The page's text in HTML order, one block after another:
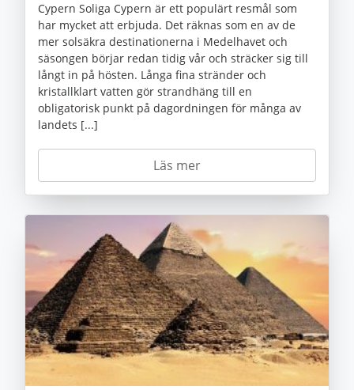
Cypern Soliga Cypern är ett populärt resmål som
har mycket att erbjuda. Det räknas som en av de
mer solsäkra destinationerna i Medelhavet och
säsongen börjar redan tidig vår och sträcker sig till
långt in på hösten. Långa fina stränder och
kristallklart vatten gör strandhäng till en
obligatorisk punkt på dagordningen för många av
landets [...]
Läs mer